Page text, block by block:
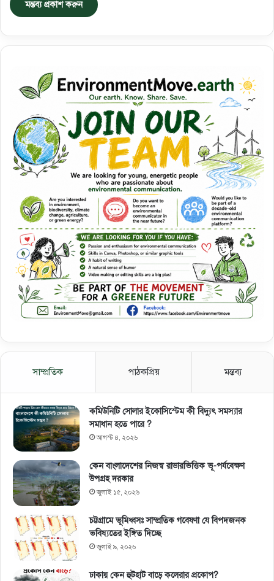
সাম্প্রতিক পাঠকপ্রিয় মন্তব্য
কমিউনিটি সোলার ইকোসিস্টেম কী বিদ্যুৎ সমস্যার
সমাধান হতে পারে ?
আগস্ট ৪, ২০২৬
কেন বাংলাদেশের নিজস্ব রাডারভিত্তিক ভূ-পর্যবেক্ষণ
উপগ্রহ দরকার
জুলাই ১৫, ২০২৬
চট্টগ্রামে ভূমিধ্বসঃ সাম্প্রতিক গবেষণা যে বিপদজনক
ভবিষ্যতের ইঙ্গিত দিচ্ছে
জুলাই ৯, ২০২৬
ঢাকায় কেন হুটহাট বাড়ে কলেরার প্রকোপ?